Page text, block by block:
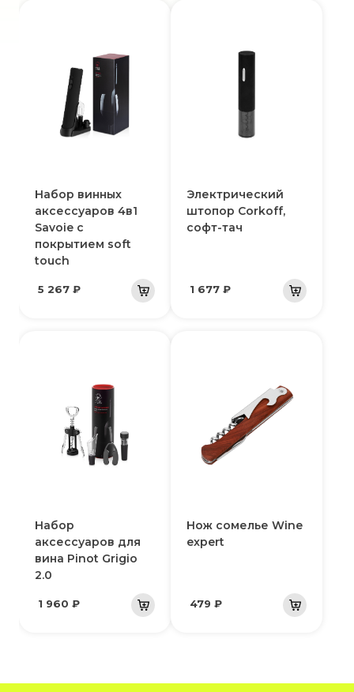
Набор винных
аксессуаров 4в1
Savoie с
покрытием soft
touch
5 267 ₽
Электрический
штопор Corkoff,
софт-тач
1 677 ₽
Набор
аксессуаров для
вина Pinot Grigio
2.0
1 960 ₽
Нож сомелье Wine
expert
479 ₽